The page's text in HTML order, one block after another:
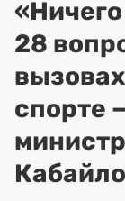
28
спорте
Кабайло